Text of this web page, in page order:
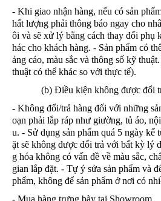
- Khi giao nhận hàng, nếu có sản
hất lượng phải thông báo ngay cho
ôi và sẽ xử lý bằng cách thay đổi phụ
hác cho khách hàng. - Sản phẩm có
ảng cáo, màu sắc và thông số kỹ
thuật có thể khác so với thực tế).
(b) Điều kiện không được đổi
- Không đổi/trả hàng đối với những
oạn phải lắp ráp như giường, tủ áo,
u. - Sử dụng sản phẩm quá 5 ngày kể
ặt sẽ không được đổi trả với bất kỳ lý
g hóa không có vấn đề về màu sắc,
gian lắp đặt. - Tự ý sửa sản phẩm và
phẩm, không để sản phẩm ở nơi có
- Mua hàng trưng bày tại Showroom.